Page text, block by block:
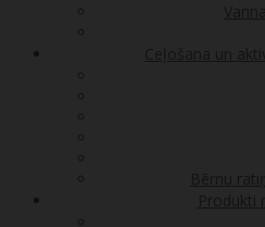
Ceļošana un
Bērnu
Produkti